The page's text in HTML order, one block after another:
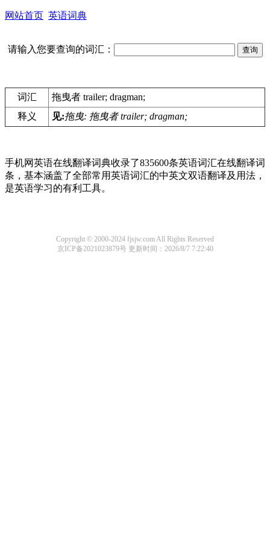
网站首页 英语词典
请输入您要查询的词汇：
词汇
拖曳者 trailer; dragman;
释义
见:拖曳: 拖曳者 trailer; dragman;
手机网英语在线翻译词典收录了835600条英语词汇在线翻译词
条，基本涵盖了全部常用英语词汇的中英文双语翻译及用法，
是英语学习的有利工具。
Copyright © 2000-2024 fjsjw.com All Rights Reserved
京ICP备2021023879号更新时间：2026/8/7 7:22:40